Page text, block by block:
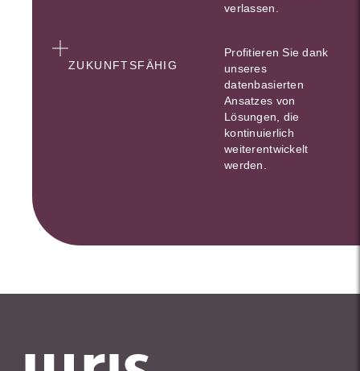
verlassen.
ZUKUNFTSFÄHIG
Profitieren Sie dank
unseres
datenbasierten
Ansatzes von
Lösungen, die
kontinuierlich
weiterentwickelt
werden.